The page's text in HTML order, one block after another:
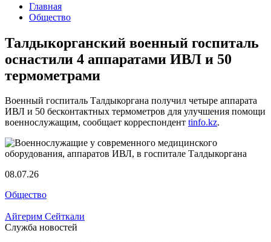
Главная
Общество
Талдыкорганский военный госпиталь
оснастили 4 аппаратами ИВЛ и 50
термометрами
Военный госпиталь Талдыкоргана получил четыре аппарата
ИВЛ и 50 бесконтактных термометров для улучшения помощи
военнослужащим, сообщает корреспондент tinfo.kz.
08.07.26
Общество
Айгерим Сейткали
Служба новостей